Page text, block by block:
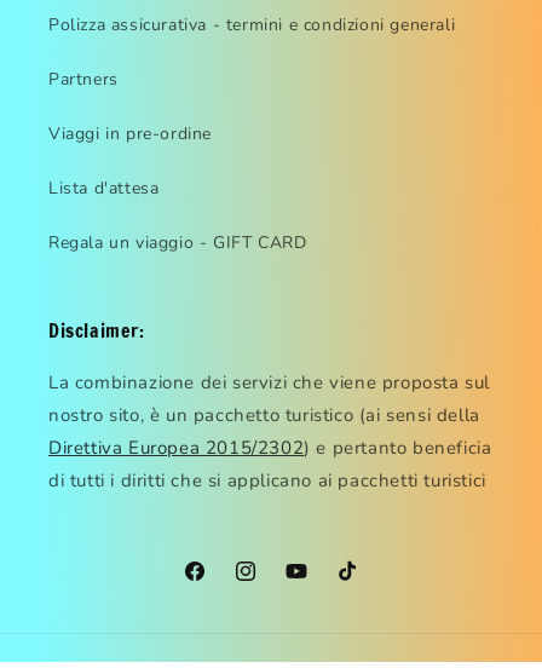
Polizza assicurativa - termini e condizioni generali
Partners
Viaggi in pre-ordine
Lista d'attesa
Regala un viaggio - GIFT CARD
Disclaimer:
La combinazione dei servizi che viene proposta sul
nostro sito, è un pacchetto turistico (ai sensi della
Direttiva Europea 2015/2302) e pertanto beneficia
di tutti i diritti che si applicano ai pacchetti turistici
FacebookInstagramYouTubeTikTok